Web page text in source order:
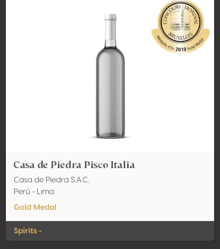
Casa de Piedra Pisco Italia
Casa de Piedra S.A.C.
Perú - Lima
Gold Medal
Spirits -